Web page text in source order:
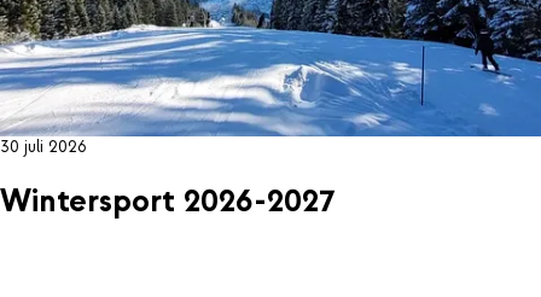
30 juli 2026
Wintersport 2026-2027